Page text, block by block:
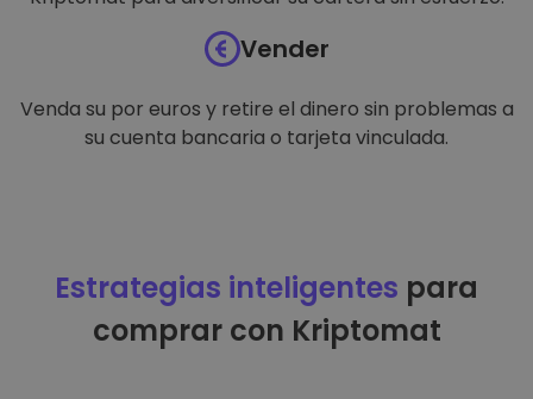
Vender
Venda su por euros y retire el dinero sin problemas a
su cuenta bancaria o tarjeta vinculada.
Estrategias inteligentes para
comprar con Kriptomat